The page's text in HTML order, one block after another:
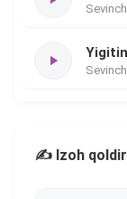
✍️ Izoh